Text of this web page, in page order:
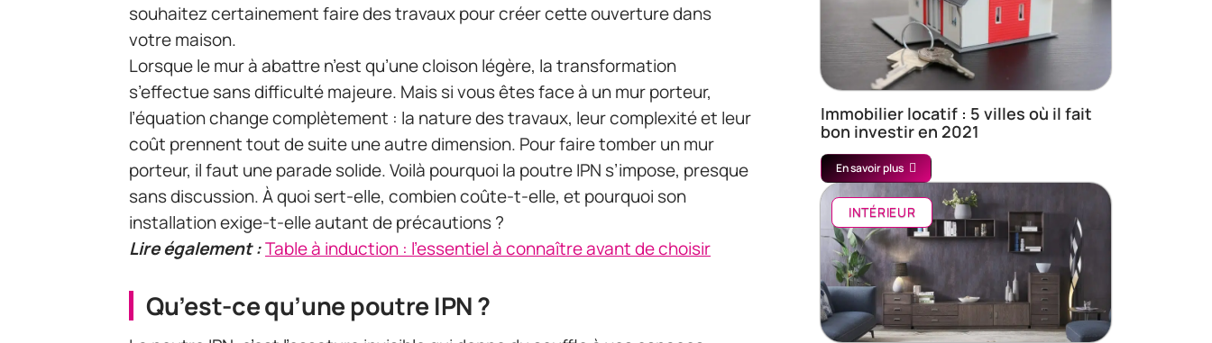
souhaitez certainement faire des travaux pour créer cette ouverture dans
votre maison.
Lorsque le mur à abattre n’est qu’une cloison légère, la transformation
s’effectue sans difficulté majeure. Mais si vous êtes face à un mur porteur,
l’équation change complètement : la nature des travaux, leur complexité et leur
coût prennent tout de suite une autre dimension. Pour faire tomber un mur
porteur, il faut une parade solide. Voilà pourquoi la poutre IPN s’impose, presque
sans discussion. À quoi sert-elle, combien coûte-t-elle, et pourquoi son
installation exige-t-elle autant de précautions ?
Lire également :Table à induction : l'essentiel à connaître avant de choisir
Qu’est-ce qu’une poutre IPN ?
Immobilier locatif : 5 villes où il fait
bon investir en 2021
En savoir plus
INTÉRIEUR